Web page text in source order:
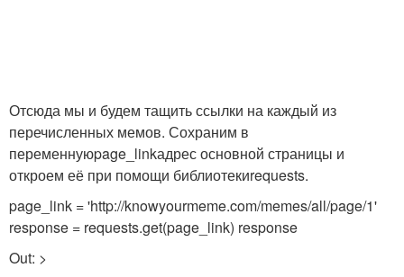
Отсюда мы и будем тащить ссылки на каждый из
перечисленных мемов. Сохраним в
переменнуюpage_linkадрес основной страницы и
откроем её при помощи библиотекиrequests.
page_link = 'http://knowyourmeme.com/memes/all/page/1'
response = requests.get(page_link) response
Out: >